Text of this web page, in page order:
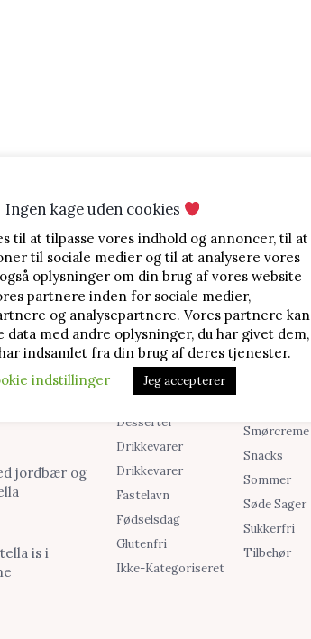
med
jordbær og
is i
SØG I KATEGORIER
Alle Opskrifter
Blog
Brød & Boller
Cookies &
Småkager
Desserter
Drikkevarer
Drikkevarer
Fastelavn
Fødselsdag
Glutenfri
Ikke-Kategoriseret
Is
Jul
Kager
Smørcreme
Snacks
Sommer
Søde Sager
Sukkerfri
Tilbehør
Ingen kage uden cookies
til at tilpasse vores indhold og annoncer, til at
til sociale medier og til at analysere vores
oplysninger om din brug af vores website
partnere inden for sociale medier,
og analysepartnere. Vores partnere kan
data med andre oplysninger, du har givet dem,
indsamlet fra din brug af deres tjenester.
indstillinger
Jeg accepterer